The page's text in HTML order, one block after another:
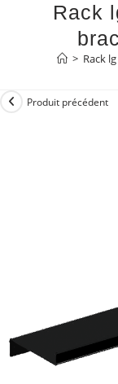
Rack
> Rack
Produit précédent